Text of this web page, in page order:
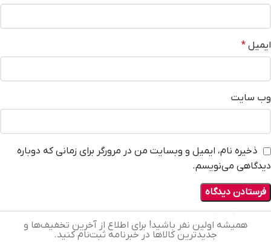
ایمیل *
وب‌ سایت
ذخیره نام، ایمیل و وبسایت من در مرورگر برای زمانی که دوباره
دیدگاهی می‌نویسم.
همیشه اولین نفر باشید! برای اطلاع از آخرین تخفیف‌ها و
جدیدترین کالاها در خبرنامه ثبت‌نام کنید.